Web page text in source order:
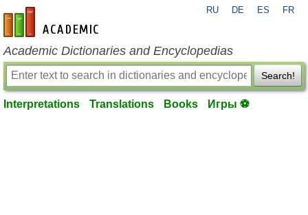
en-academic.com
RU DE ES FR
Academic Dictionaries and Encyclopedias
Search!
Interpretations Translations Books Игры ⚽